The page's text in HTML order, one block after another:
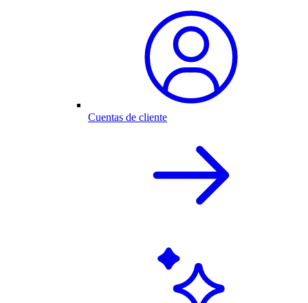
Cuentas de cliente